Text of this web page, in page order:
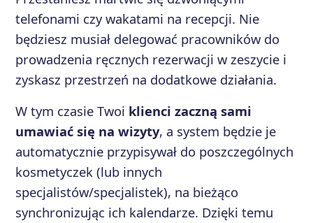
telefonami czy wakatami na recepcji. Nie
będziesz musiał delegować pracowników do
prowadzenia ręcznych rezerwacji w zeszycie i
zyskasz przestrzeń na dodatkowe działania.
W tym czasie Twoi klienci zaczną sami
umawiać się na wizyty, a system będzie je
automatycznie przypisywał do poszczególnych
kosmetyczek (lub innych
specjalistów/specjalistek), na bieżąco
synchronizując ich kalendarze. Dzięki temu